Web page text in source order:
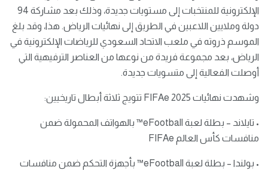
الإلكترونية للمنتخبات إلى مستويات جديدة، وذلك بعد مشاركة 94
دولة وملايين اللاعبين في الطريق إلى نهائيات الرياض. هذا، وقد بلغ
الموسم ذروته في ملعب الاتحاد السعودي للرياضات الإلكترونية في
الرياض، بعد مجموعة فريدة من نوعها من العناصر الترفيهية التي
أوصلت الفعالية إلى متسويات جديدة.
وشهدت نهائيات FIFAe 2025 تتويج ثلاثة أبطال تاريخيين:
• تايلاند – بطلة لعبة eFootball™ بالهواتف المحمولة ضمن
منافسات كأس العالم FIFAe
• بولندا – بطلة لعبة eFootball™ بأجهزة التحكم ضمن منافسات